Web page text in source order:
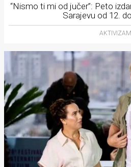
“Nismo ti mi od jučer”: Peto
Sarajevu od 12.
AKTIVIZAM